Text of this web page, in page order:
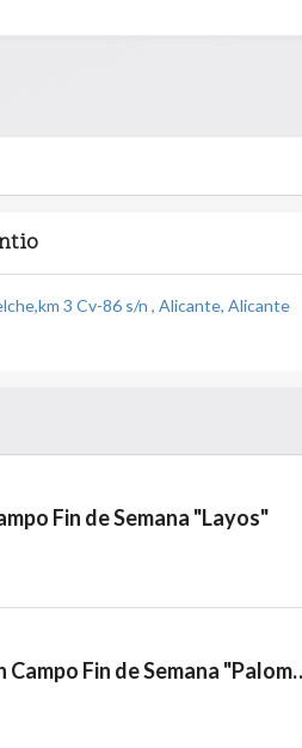
3 Cv-86 s/n , Alicante, Alicante
Fin de Semana "Layos"
Torneo de Clubes